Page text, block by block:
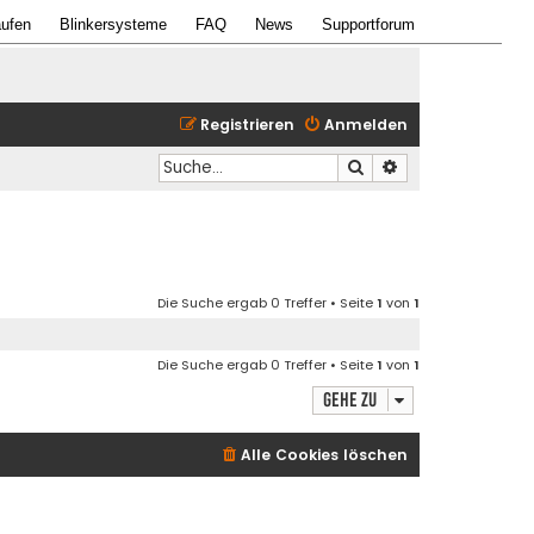
Blinkersysteme FAQ News Supportforum
Anmelden
Registrieren
Suche
Die Suche ergab 0 Treffer • Seite1 von 1
Die Suche ergab 0 Treffer • Seite1 von 1
Gehe zu
Alle Cookies löschen